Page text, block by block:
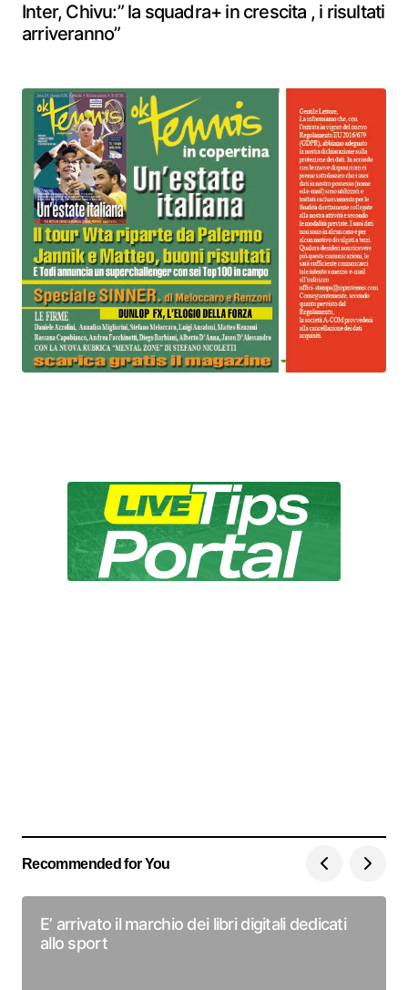
Inter, Chivu:” la squadra+ in crescita , i risultati
arriveranno”
Recommended for You
E’ arrivato il marchio dei libri digitali dedicati
allo sport